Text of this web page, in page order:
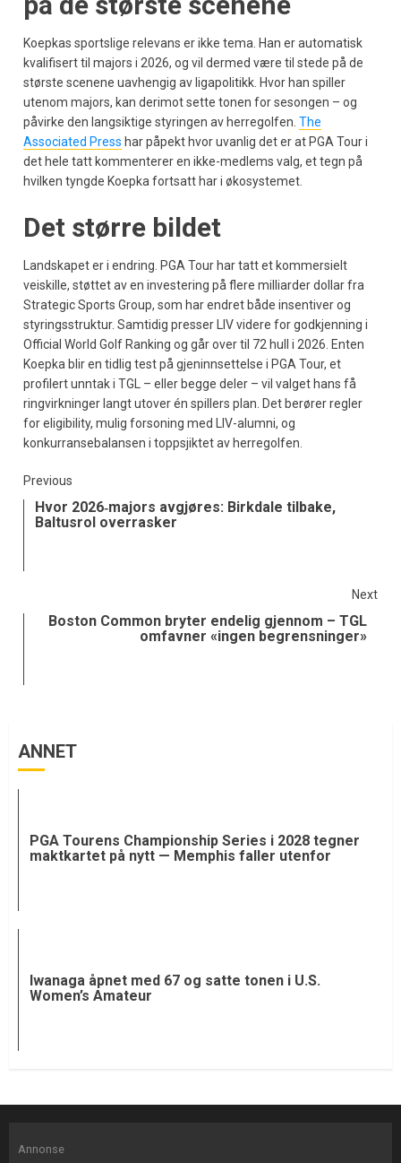
Koepkas sportslige relevans er ikke tema. Han er automatisk
kvalifisert til majors i 2026, og vil dermed være til stede på de
største scenene uavhengig av ligapolitikk. Hvor han spiller
utenom majors, kan derimot sette tonen for sesongen – og
påvirke den langsiktige styringen av herregolfen. The
Associated Press har påpekt hvor uvanlig det er at PGA Tour i
det hele tatt kommenterer en ikke-medlems valg, et tegn på
hvilken tyngde Koepka fortsatt har i økosystemet.
Det større bildet
Landskapet er i endring. PGA Tour har tatt et kommersielt
veiskille, støttet av en investering på flere milliarder dollar fra
Strategic Sports Group, som har endret både insentiver og
styringsstruktur. Samtidig presser LIV videre for godkjenning i
Official World Golf Ranking og går over til 72 hull i 2026. Enten
Koepka blir en tidlig test på gjeninnsettelse i PGA Tour, et
profilert unntak i TGL – eller begge deler – vil valget hans få
ringvirkninger langt utover én spillers plan. Det berører regler
for eligibility, mulig forsoning med LIV-alumni, og
konkurransebalansen i toppsjiktet av herregolfen.
Previous
Hvor 2026‑majors avgjøres: Birkdale tilbake,
Baltusrol overrasker
Next
Boston Common bryter endelig gjennom – TGL
omfavner «ingen begrensninger»
ANNET
PGA Tourens Championship Series i 2028 tegner
maktkartet på nytt — Memphis faller utenfor
Iwanaga åpnet med 67 og satte tonen i U.S.
Women’s Amateur
Annonse